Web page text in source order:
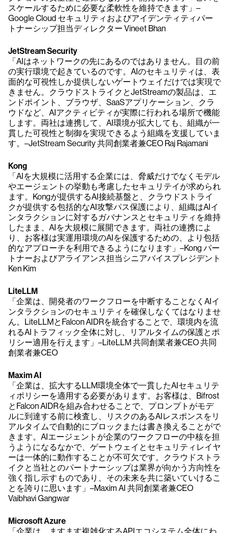
スケールするために必要な柔軟性を維持できます」–
Google Cloud セキュリティおよびアイデンティティパー
トナーシップ担当ディレクター Vineet Bhan
JetStream Security
「AIはネットワークの先にあるのではありません。目の前
の実行環境で起きているのです。AIのセキュリティは、表
面的な可視性しか提供しないゲートウェイだけでは実現で
きません。クラウドストライクとJetStreamの製品は、エ
ンドポイント、ブラウザ、SaaSアプリケーション、クラ
ウドなど、AIアクティビティが実際に行われる場所で機能
します。両社は連携して、AI環境が拡大しても、組織が一
貫した可視性と制御を実現できるよう組織を支援していま
す。–JetStream Security 共同創業者兼CEO Raj Rajamani
Kong
「AIを大規模に活用する企業には、脅威だけでなくモデル
やエージェントの挙動も考慮したセキュリテイが求められ
ます。Kongが提供するAI接続基盤と、クラウドストライ
クが提供する包括的なAI攻撃パス保護により、組織はAIイ
ンタラクションに対するガバナンスとセキュリティを維持
したまま、AIを大規模に展開できます。両社の連携によ
り、お客様は実運用環境のAIを保護するための、より包括
的なアプローチを利用できるようになります」–Kong パー
トナーおよびアライアンス担当シニアバイスプレジデント
Ken Kim
LiteLLM
「企業は、開発者のワークフローを中断することなくAIイ
ンタラクションのセキュリティを確保しなくてはなりませ
ん。LiteLLMとFalcon AIDRを統合することで、環境内を流
れるAIトラフィック全体に対し、リアルタイムの保護とポ
リシー適用を行えます」–LiteLLM 共同創業者兼CEO 共同
創業者兼CEO
Maxim AI
「企業は、拡大するLLM環境全体で一貫したAIセキュリテ
ィポリシーを適用する必要があります。お客様は、Bifrost
とFalcon AIDRを組み合わせることで、プロンプトがモデ
ルに到達する前に検査し、リスクのあるAIレスポンスをリ
アルタイムで自動的にブロックまたは書き換えることがで
きます。AIエージェントが企業のワークフローの中核を担
うようになるなかで、ゲートウェイとセキュリティレイヤ
ーは一体的に動作することが不可欠です。クラウドストラ
イクと当社とのパートナーシップは業界が向かう方向性を
強く指し示すものであり、その未来を共に築いていけるこ
とを誇りに思います」–Maxim AI 共同創業者兼CEO
Vaibhavi Gangwar
Microsoft Azure